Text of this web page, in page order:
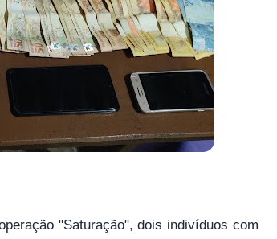
"Saturação", dois indivíduos com